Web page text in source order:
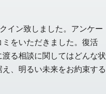
ン致しました。アンケー
をいただきました。復活
る相談に関してはどんな状
、明るい未来をお約束する